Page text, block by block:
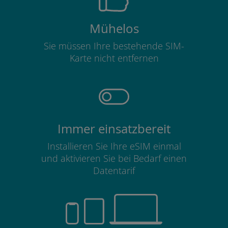
Mühelos
Sie müssen Ihre bestehende SIM-
Karte nicht entfernen
Immer einsatzbereit
Installieren Sie Ihre eSIM einmal
und aktivieren Sie bei Bedarf einen
Datentarif